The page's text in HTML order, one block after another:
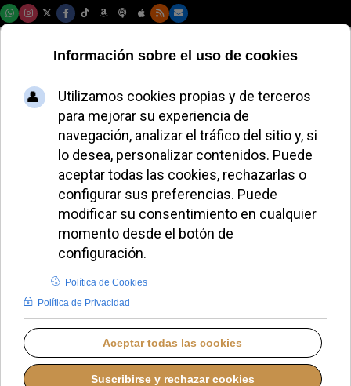
El Papa León XIV
pide a líderes
mundiales a
rechazar la guerra y
buscar la paz